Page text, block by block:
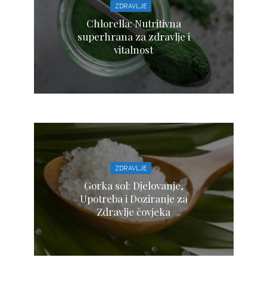
ZDRAVLJE
Chlorella: Nutritivna
superhrana za zdravlje i
vitalnost
ZDRAVLJE
Gorka sol: Djelovanje,
Upotreba i Doziranje za
Zdravlje čovjeka